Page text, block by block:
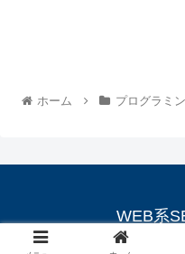
ホーム プログラミ
WEB系
© 2015